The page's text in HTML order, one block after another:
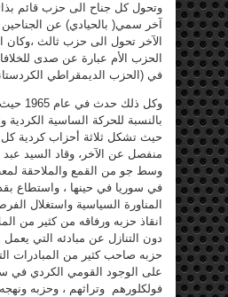
وتحول كل جناح الى حزب قائم
آخر سمي( بالحيادي) عن
الآخر تحول الى حزب ثالث ،وكان
الحزب الأم عبارة عن صدى
في (الحزب الديمقراطي
وكل ذلك
بالنسبة للحركة الساسية الكردية
حيث تشكل ثلاثة أحزاب كردية
منفصل عن الآخر، وقاد السيد
وسط جو من القمع والملاحقة
في سوريا في حينها ، واستطاع
المناورة السياسية واستغلال
انقاذ حزبه ورفاقه من كثير من
دون التنازل عن مبادئه التي يعمل
حزبه صاحب كثير من المبادرات
على الوجود القومي الكردي في
فولكلورهم وتراثهم ، وحزبه